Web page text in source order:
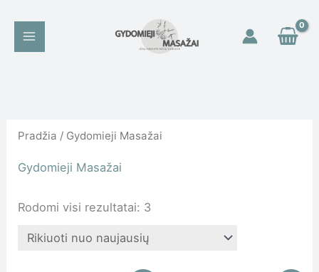
turinio
Pradžia / Gydomieji Masažai
Gydomieji Masažai
Rodomi visi rezultatai: 3